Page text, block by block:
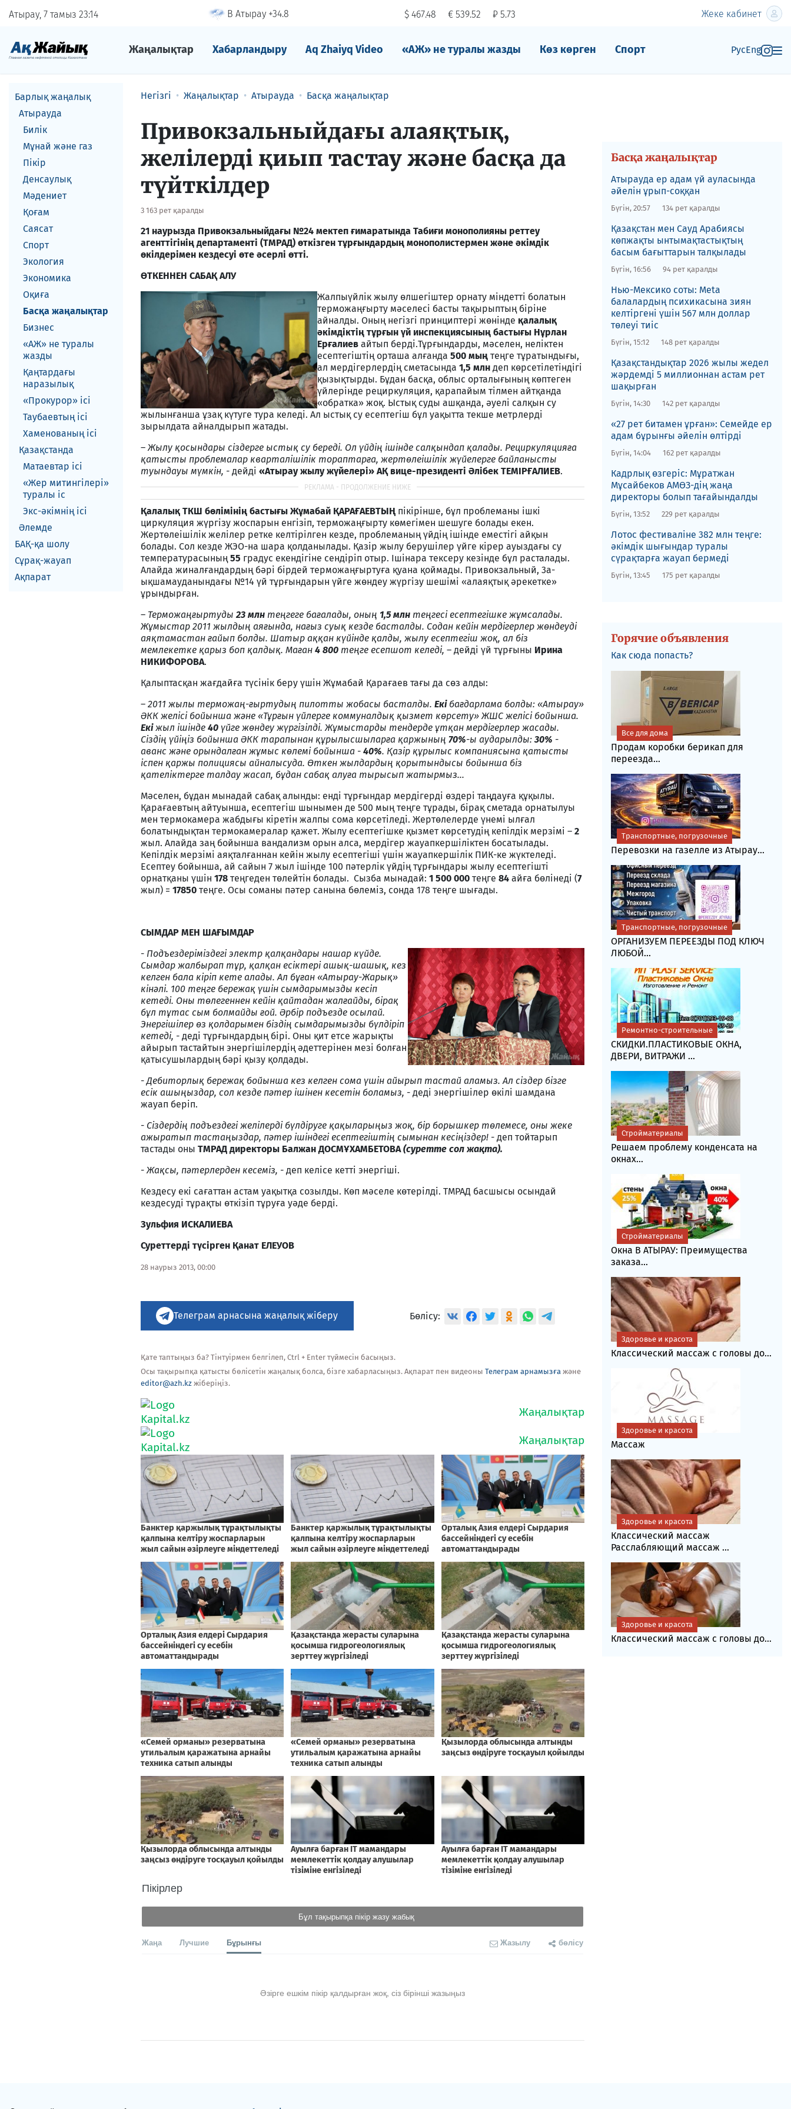
Атырау, 7 тамыз 2314 В Атырау +34.8 $ 467.48 € 539.52 ₽ 5.73 Жеке кабинет
Жаңалықтар Хабарландыру Aq Zhaiyq Video «АЖ» не туралы жазды Көз көрген Спорт РусEng
Барлық жаңалық
Атырауда
Билік
Мұнай және газ
Пікір
Денсаулық
Мәдениет
Қоғам
Саясат
Спорт
Экология
Экономика
Оқиға
Басқа жаңалықтар
Бизнес
«АЖ» не туралы
жазды
Қаңтардағы
наразылық
«Прокурор» ісі
Таубаевтың ісі
Хаменованың ісі
Қазақстанда
Матаевтар ici
«Жер митингілері»
туралы іс
Экс-әкiмнiң iсi
Әлемде
БАҚ-қа шолу
Сұрақ-жауап
Ақпарат
Негізгі Жаңалықтар Атырауда Басқа жаңалықтар
Привокзальныйдағы алаяқтық,
желілерді қиып тастау және басқа да
түйткілдер
3 163 рет қаралды
21 наурызда Привокзальныйдағы №24 мектеп ғимаратында Табиғи монополияны реттеу
агенттігінің департаменті (ТМРАД) өткізген тұрғындардың монополистермен және әкімдік
өкілдерімен кездесуі өте әсерлі өтті.
ӨТКЕННЕН САБАҚ АЛУ
Жалпыүйлік жылу өлшегіштер орнату міндетті болатын
терможаңғырту мәселесі басты тақырыптың біріне
айналды. Оның негізгі принциптері жөнінде қалалық
әкімдіктің тұрғын үй инспекциясының бастығы Нұрлан
Ерғалиев айтып берді.Тұрғындарды, мәселен, неліктен
есептегіштің орташа алғанда 500 мың теңге тұратындығы,
ал мердігерлердің сметасында 1,5 млн деп көрсетілетіндігі
қызықтырды. Бұдан басқа, облыс орталығының көптеген
үйлерінде рециркуляция, қарапайым тілмен айтқанда
«обратка» жоқ. Ыстық суды ашқанда, әуелі салқын су
жылынғанша ұзақ күтуге тура келеді. Ал ыстық су есептегіш бұл уақытта текше метрлерді
зырылдата айналдырып жатады.
–Жылу қосындары сіздерге ыстық су береді. Ол үйдің ішінде салқындап қалады. Рециркуляцияға
қатысты проблемалар кварталішілік тораптарға, жертөлеішілік жүйелерге байланысты
туындауы мүмкін, - дейді «Атырау жылу жүйелері» АҚ вице-президенті Әлібек ТЕМІРҒАЛИЕВ.
Қалалық ТКШ бөлімінің бастығы Жұмабай ҚАРАҒАЕВТЫҢ пікірінше, бұл проблеманы ішкі
циркуляция жүргізу жоспарын енгізіп, терможаңғырту көмегімен шешуге болады екен.
Жертөлеішілік желілер ретке келтірілген кезде, проблеманың үйдің ішінде еместігі айқын
болады. Сол кезде ЖЭО-на шара қолданылады. Қазір жылу берушілер үйге кірер ауыздағы су
температурасының55 градус екендігіне сендіріп отыр. Ішінара тексеру кезінде бұл расталады.
Алайда жиналғандардың бәрі бірдей терможаңғыртуға қуана қоймады. Привокзальный, 3а-
ықшамауданындағы №14 үй тұрғындарын үйге жөндеу жүргізу шешімі «алаяқтық әрекетке»
ұрындырған.
– Терможаңғыртуды 23 млн теңгеге бағалады, оның 1,5 млн теңгесі есептегішке жұмсалады.
Жұмыстар 2011 жылдың аяғында, нағыз суық кезде басталды. Содан кейін мердігерлер жөндеуді
аяқтамастан ғайып болды. Шатыр аққан күйінде қалды, жылу есептегіш жоқ, ал біз
мемлекетке қарыз боп қалдық. Маған 4 800 теңге есепшот келеді, – дейді үй тұрғыны Ирина
НИКИФОРОВА.
Қалыптасқан жағдайға түсінік беру үшін Жұмабай Қарағаев тағы да сөз алды:
– 2011 жылы терможаң-ғыртудың пилотты жобасы басталды. Екібағдарлама болды: «Атырау»
ӘКК желісі бойынша және «Тұрғын үйлерге коммуналдық қызмет көрсету» ЖШС желісі бойынша.
Екіжыл ішінде 40 үйге жөндеу жүргізілді. Жұмыстарды тендерде ұтқан мердігерлер жасады.
Сіздің үйіңіз бойынша ӘКК тарапынан құрылысшыларға қаржының 70%-ы аударылды:30% -
аванс және орындалған жұмыс көлемі бойынша - 40%. Қазір құрылыс компаниясына қатысты
іспен қаржы полициясы айналысуда. Өткен жылдардың қорытындысы бойынша біз
қателіктерге талдау жасап, бұдан сабақ алуға тырысып жатырмыз...
Мәселен, бұдан мынадай сабақ алынды: енді тұрғындар мердігерді өздері таңдауға құқылы.
Қарағаевтың айтуынша, есептегіш шынымен де 500 мың теңге тұрады, бірақ сметада орнатылуы
мен термокамера жабдығы кіретін жалпы сома көрсетіледі. Жертөлелерде үнемі ылғал
болатындықтан термокамералар қажет. Жылу есептегішке қызмет көрсетудің кепілдік мерзімі – 2
жыл. Алайда заң бойынша вандализм орын алса, мердігер жауапкершіліктен босатылады.
Кепілдік мерзімі аяқталғаннан кейін жылу есептегіші үшін жауапкершілік ПИК-ке жүктеледі.
Есептеу бойынша, ай сайын 7 жыл ішінде 100 пәтерлік үйдің тұрғындары жылу есептегішті
орнатқаны үшін 178 теңгеден төлейтін болады. Сызба мынадай: 1 500 000 теңге 84 айға бөлінеді (7
жыл) = 17850 теңге. Осы соманы пәтер санына бөлеміз, сонда 178 теңге шығады.
СЫМДАР МЕН ШАҒЫМДАР
- Подъездеріміздегі электр қалқандары нашар күйде.
Сымдар жалбырап тұр, қалқан есіктері ашық-шашық, кез
келген бала кіріп кете алады. Ал бұған «Атырау-Жарық»
кінәлі. 100 теңге бережақ үшін сымдарымызды кесіп
кетеді. Оны төлегеннен кейін қайтадан жалғайды, бірақ
бұл тұтас сым болмайды ғой. Әрбір подъезде осылай.
Энергішілер өз қолдарымен біздің сымдарымызды бүлдіріп
кетеді, - деді тұрғындардың бірі. Оны қит етсе жарықты
айырып тастайтын энергішілердің әдеттерінен мезі болған
қатысушылардың бәрі қызу қолдады.
-Дебиторлық бережақ бойынша кез келген сома үшін айырып тастай аламыз. Ал сіздер бізге
есік ашыңыздар, сол кезде пәтер ішінен кесетін боламыз, - деді энергішілер өкілі шамдана
жауап беріп.
- Сіздердің подъездегі желілерді бүлдіруге қақыларыңыз жоқ, бір борышкер төлемесе, оны жеке
ажыратып тастаңыздар, пәтер ішіндегі есептегіштің сымынан кесіңіздер! - деп тойтарып
тастады оны ТМРАД директоры Балжан ДОСМҰХАМБЕТОВА(суретте сол жақта).
-Жақсы, пәтерлерден кесеміз, - деп келісе кетті энергіші.
Кездесу екі сағаттан астам уақытқа созылды. Көп мәселе көтерілді. ТМРАД басшысы осындай
кездесуді тұрақты өткізіп тұруға уәде берді.
Зульфия ИСКАЛИЕВА
Суреттерді түсірген Қанат ЕЛЕУОВ
28 наурыз 2013, 00:00
Телеграм арнасына жаңалық жіберу Бөлісу:
Қате таптыңыз ба? Тінтуірмен белгілеп, Ctrl + Enter түймесін басыңыз.
Осы тақырыпқа қатысты бөлісетін жаңалық болса, бізге хабарласыңыз. Ақпарат пен видеоны Телеграм арнамызға және
editor@azh.kz жіберіңіз.
Пікірлер
Бұл тақырыпқа пікір жазу жабық
Жаңа Лучшие Бұрынғы Жазылу бөлісу
Әзірге ешкім пікір қалдырған жоқ, сіз бірінші жазыңыз
Басқа жаңалықтар
Атырауда ер адам үй ауласында
әйелін ұрып-соққан
Бүгін, 20:57 134 рет қаралды
Қазақстан мен Сауд Арабиясы
көпжақты ынтымақтастықтың
басым бағыттарын талқылады
Бүгін, 16:56 94 рет қаралды
Нью-Мексико соты​: Meta
балалардың психикасына зиян
келтіргені үшін 567 млн доллар
төлеуі тиіс
Бүгін, 15:12 148 рет қаралды
Қазақстандықтар 2026 жылы жедел
жәрдемді 5 миллионнан астам рет
шақырған
Бүгін, 14:30 142 рет қаралды
«27 рет битамен ұрған»: Семейде ер
адам бұрынғы әйелін өлтірді
Бүгін, 14:04 162 рет қаралды
Кадрлық өзгеріс: Мұратжан
Мұсайбеков АМӨЗ-дің жаңа
директоры болып ​тағайындалды
Бүгін, 13:52 229 рет қаралды
Лотос фестиваліне​ 382 млн теңге:
әкімдік шығындар туралы
сүрақтарға жауап бермеді
Бүгін, 13:45 175 рет қаралды
Горячие объявления
Как сюда попасть?
Продам коробки берикап для
переезда...
Все для дома
Перевозки на газелле из Атырау...
Транспортные, погрузочные
ОРГАНИЗУЕМ ПЕРЕЕЗДЫ ПОД КЛЮЧ
ЛЮБОЙ...
Транспортные, погрузочные
СКИДКИ.ПЛАСТИКОВЫЕ ОКНА,
ДВЕРИ, ВИТРАЖИ ...
Ремонтно-строительные
Решаем проблему конденсата на
окнах...
Стройматериалы
Окна В АТЫРАУ: Преимущества
заказа...
Стройматериалы
Классический массаж с головы до...
Здоровье и красота
Массаж
Здоровье и красота
Классический массаж
Расслабляющий массаж ...
Здоровье и красота
Классический массаж с головы до...
Здоровье и красота